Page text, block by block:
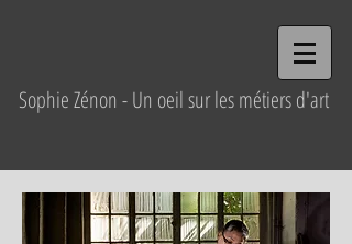
Sophie Zénon - Un oeil sur les métiers d'art